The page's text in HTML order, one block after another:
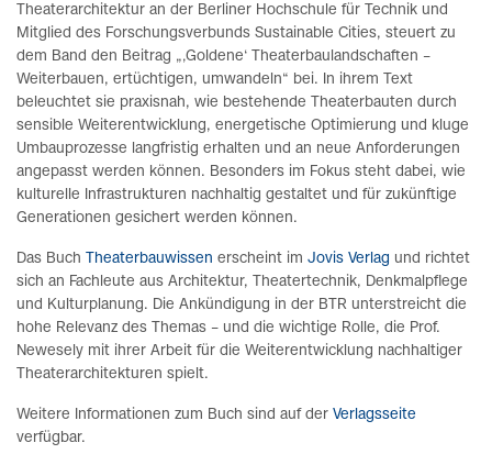
Theaterarchitektur an der Berliner Hochschule für Technik und
Mitglied des Forschungsverbunds Sustainable Cities, steuert zu
dem Band den Beitrag „‚Goldene‘ Theaterbaulandschaften –
Weiterbauen, ertüchtigen, umwandeln“ bei. In ihrem Text
beleuchtet sie praxisnah, wie bestehende Theaterbauten durch
sensible Weiterentwicklung, energetische Optimierung und kluge
Umbauprozesse langfristig erhalten und an neue Anforderungen
angepasst werden können. Besonders im Fokus steht dabei, wie
kulturelle Infrastrukturen nachhaltig gestaltet und für zukünftige
Generationen gesichert werden können.
Das Buch Theaterbauwissen erscheint im Jovis Verlag und richtet
sich an Fachleute aus Architektur, Theatertechnik, Denkmalpflege
und Kulturplanung. Die Ankündigung in der BTR unterstreicht die
hohe Relevanz des Themas – und die wichtige Rolle, die Prof.
Newesely mit ihrer Arbeit für die Weiterentwicklung nachhaltiger
Theaterarchitekturen spielt.
Weitere Informationen zum Buch sind auf der Verlagsseite
verfügbar.